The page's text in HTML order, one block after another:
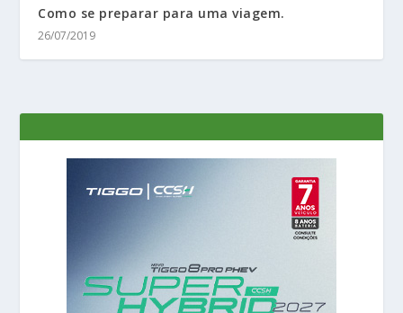
Como se preparar para uma viagem.
26/07/2019